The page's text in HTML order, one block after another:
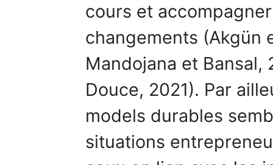
cours et
changements (Akgün
Mandojana et Bansal,
Douce, 2021). Par
models durables
situations